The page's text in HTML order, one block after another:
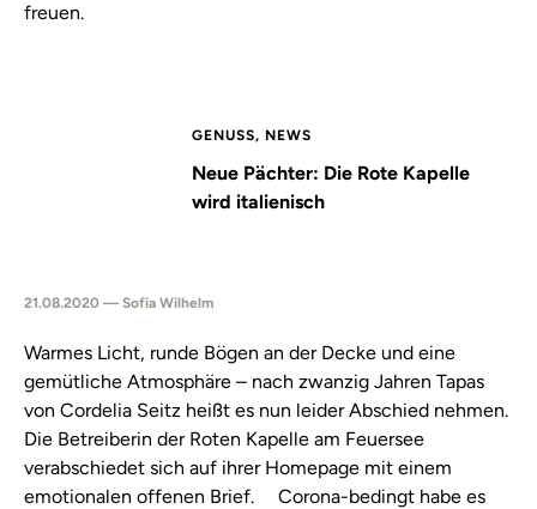
freuen.
GENUSS, NEWS
Neue Pächter: Die Rote Kapelle
wird italienisch
21.08.2020 — Sofia Wilhelm
Warmes Licht, runde Bögen an der Decke und eine
gemütliche Atmosphäre – nach zwanzig Jahren Tapas
von Cordelia Seitz heißt es nun leider Abschied nehmen.
Die Betreiberin der Roten Kapelle am Feuersee
verabschiedet sich auf ihrer Homepage mit einem
emotionalen offenen Brief. Corona-bedingt habe es